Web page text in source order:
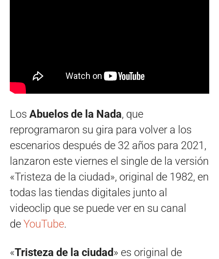
Los Abuelos de la Nada, que
reprogramaron su gira para volver a los
escenarios después de 32 años para 2021,
lanzaron este viernes el single de la versión
«Tristeza de la ciudad», original de 1982, en
todas las tiendas digitales junto al
videoclip que se puede ver en su canal
de YouTube.
«Tristeza de la ciudad » es original de